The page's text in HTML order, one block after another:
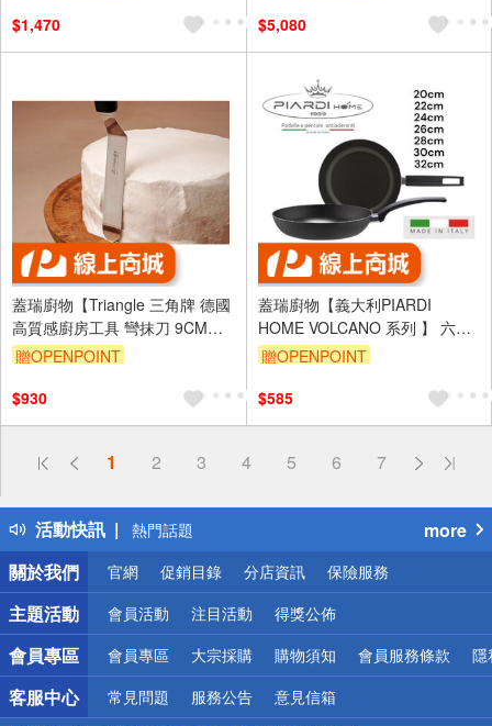
$1,470
$5,080
蓋瑞廚物【Triangle 三角牌 德國
高質感廚房工具 彎抹刀 9CM
12CM 有洞 無洞】蛋糕抹刀 抹
贈OPENPOINT
$930
蓋瑞廚物【義大利PIARDI
HOME VOLCANO 系列 】 六款
厚度2mm (不可IH爐) 不沾鍋 義
贈OPENPOINT
$585
1 2 3 4 5 6 7
活動快訊
偏遠地區配送
得獎公告
熱門話題
銀行優惠
偏遠地區配送
詐騙網頁！請小心！
more
關於我們
官網 促銷目錄 分店資訊 保險服務
主題活動 會員活動 注目活動 得獎公佈
會員專區 會員專區 大宗採購 購物須知 會員服務條款 隱
客服中心 常見問題 服務公告 意見信箱